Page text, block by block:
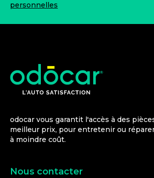
personnelles
odocar vous garantit l'accès à des
meilleur prix, pour entretenir ou
à moindre coût.
Nous contacter